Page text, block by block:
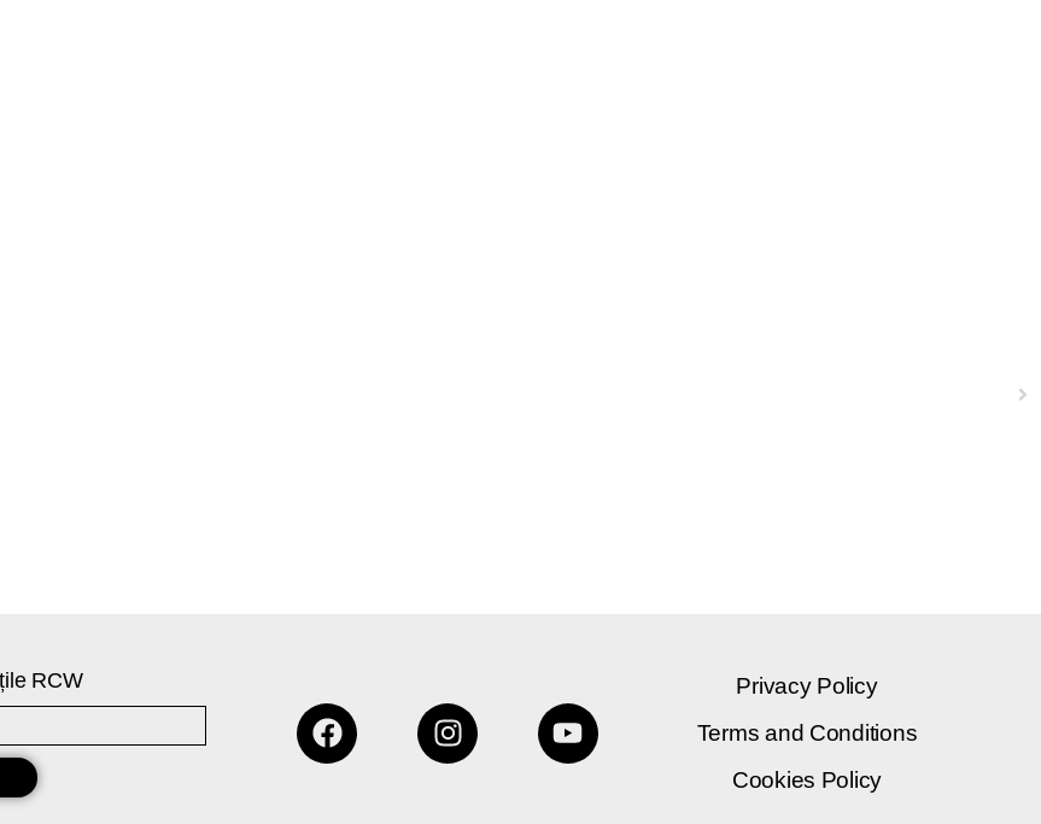
RCW
Privacy Policy
Terms and Conditions
Cookies Policy